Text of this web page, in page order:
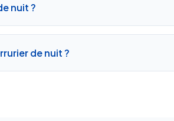
nuit ?
de nuit ?